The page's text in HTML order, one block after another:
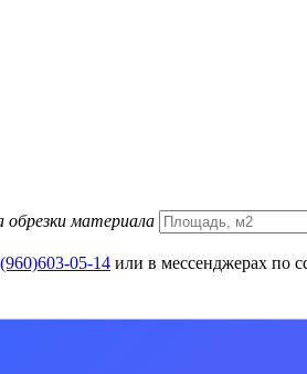
обрезки материала
05-14 или в мессенджерах по